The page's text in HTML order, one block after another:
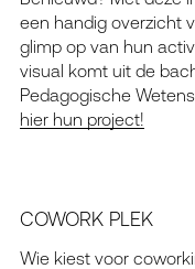
een handig overzicht
glimp op van hun
visual komt uit de
Pedagogische
hier hun project!
COWORK PLEK
Wie kiest voor